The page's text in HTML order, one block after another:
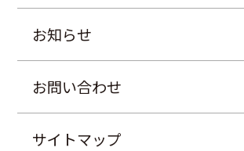
お知らせ
お問い合わせ
サイトマップ